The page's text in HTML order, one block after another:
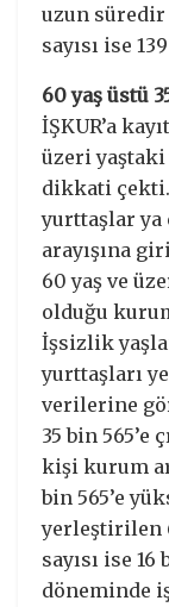
uzun süredir
sayısı ise
60 yaş üstü
İŞKUR’a
üzeri yaştaki
dikkati
yurttaşlar ya
arayışına
60 yaş ve
olduğu
İşsizlik
yurttaşları
verilerine
35 bin 565’e
kişi kurum
bin 565’e
yerleştirilen
sayısı ise 16
döneminde